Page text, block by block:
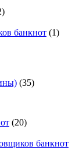
банкнот (1)
(35)
(20)
банкнот